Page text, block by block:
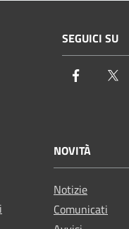
SEGUICI SU
Facebook
NOVITÀ
Notizie
Comunicati